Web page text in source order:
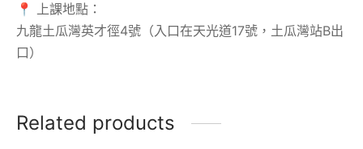
📍 上課地點：
九龍土瓜灣英才徑4號（入口在天光道17號，土瓜灣站B出
口）
Related products